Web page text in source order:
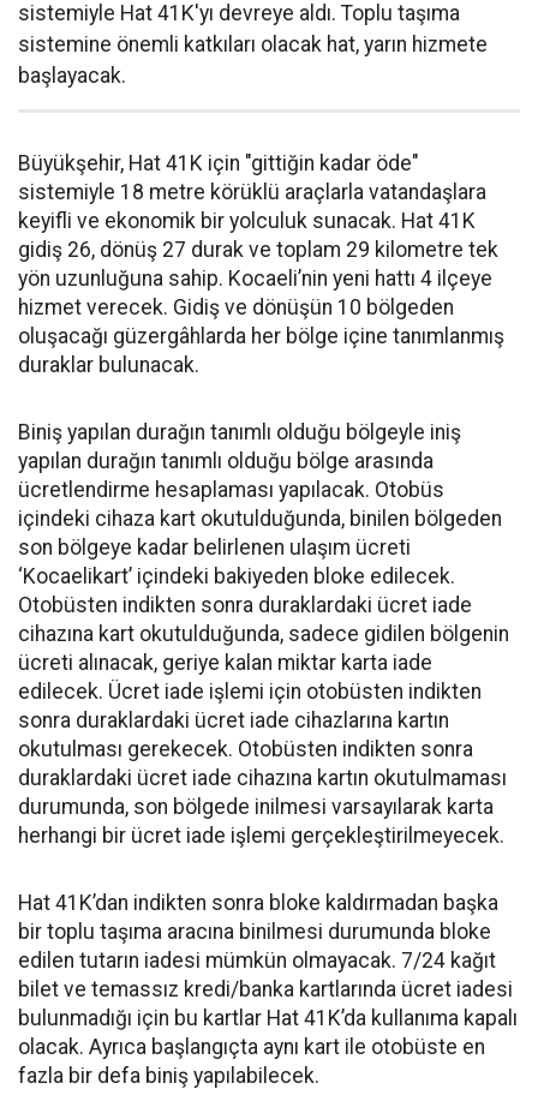
sistemiyle Hat 41K'yı devreye aldı. Toplu taşıma
sistemine önemli katkıları olacak hat, yarın hizmete
başlayacak.
Büyükşehir, Hat 41K için "gittiğin kadar öde"
sistemiyle 18 metre körüklü araçlarla vatandaşlara
keyifli ve ekonomik bir yolculuk sunacak. Hat 41K
gidiş 26, dönüş 27 durak ve toplam 29 kilometre tek
yön uzunluğuna sahip. Kocaeli’nin yeni hattı 4 ilçeye
hizmet verecek. Gidiş ve dönüşün 10 bölgeden
oluşacağı güzergâhlarda her bölge içine tanımlanmış
duraklar bulunacak.
Biniş yapılan durağın tanımlı olduğu bölgeyle iniş
yapılan durağın tanımlı olduğu bölge arasında
ücretlendirme hesaplaması yapılacak. Otobüs
içindeki cihaza kart okutulduğunda, binilen bölgeden
son bölgeye kadar belirlenen ulaşım ücreti
‘Kocaelikart’ içindeki bakiyeden bloke edilecek.
Otobüsten indikten sonra duraklardaki ücret iade
cihazına kart okutulduğunda, sadece gidilen bölgenin
ücreti alınacak, geriye kalan miktar karta iade
edilecek. Ücret iade işlemi için otobüsten indikten
sonra duraklardaki ücret iade cihazlarına kartın
okutulması gerekecek. Otobüsten indikten sonra
duraklardaki ücret iade cihazına kartın okutulmaması
durumunda, son bölgede inilmesi varsayılarak karta
herhangi bir ücret iade işlemi gerçekleştirilmeyecek.
Hat 41K’dan indikten sonra bloke kaldırmadan başka
bir toplu taşıma aracına binilmesi durumunda bloke
edilen tutarın iadesi mümkün olmayacak. 7/24 kağıt
bilet ve temassız kredi/banka kartlarında ücret iadesi
bulunmadığı için bu kartlar Hat 41K’da kullanıma kapalı
olacak. Ayrıca başlangıçta aynı kart ile otobüste en
fazla bir defa biniş yapılabilecek.